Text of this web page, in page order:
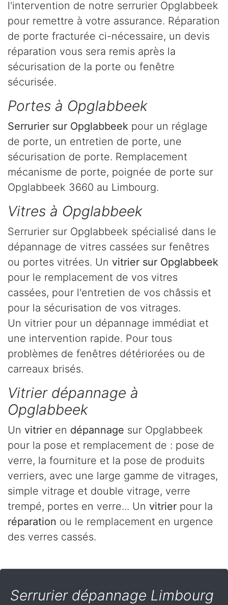
l'intervention de notre serrurier Opglabbeek
pour remettre à votre assurance. Réparation
de porte fracturée ci-nécessaire, un devis
réparation vous sera remis après la
sécurisation de la porte ou fenêtre
sécurisée.
Portes à Opglabbeek
Serrurier sur Opglabbeek pour un réglage
de porte, un entretien de porte, une
sécurisation de porte. Remplacement
mécanisme de porte, poignée de porte sur
Opglabbeek 3660 au Limbourg.
Vitres à Opglabbeek
Serrurier sur Opglabbeek spécialisé dans le
dépannage de vitres cassées sur fenêtres
ou portes vitrées. Un vitrier sur Opglabbeek
pour le remplacement de vos vitres
cassées, pour l'entretien de vos châssis et
pour la sécurisation de vos vitrages.
Un vitrier pour un dépannage immédiat et
une intervention rapide. Pour tous
problèmes de fenêtres détériorées ou de
carreaux brisés.
Vitrier dépannage à
Opglabbeek
Un vitrier en dépannage sur Opglabbeek
pour la pose et remplacement de : pose de
verre, la fourniture et la pose de produits
verriers, avec une large gamme de vitrages,
simple vitrage et double vitrage, verre
trempé, portes en verre... Un vitrier pour la
réparation ou le remplacement en urgence
des verres cassés.
Serrurier dépannage Limbourg